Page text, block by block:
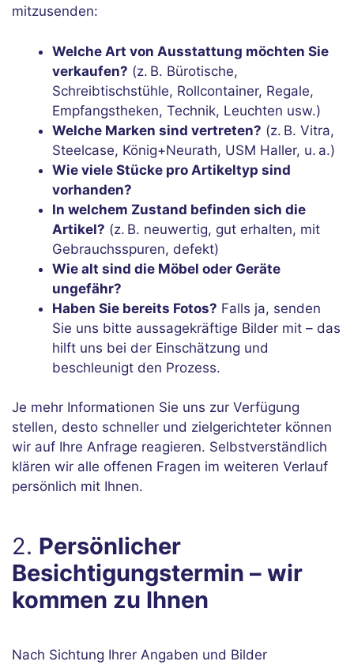
mitzusenden:
Welche Art von Ausstattung möchten Sie
verkaufen? (z. B. Bürotische,
Schreibtischstühle, Rollcontainer, Regale,
Empfangstheken, Technik, Leuchten usw.)
Welche Marken sind vertreten? (z. B. Vitra,
Steelcase, König+Neurath, USM Haller, u. a.)
Wie viele Stücke pro Artikeltyp sind
vorhanden?
In welchem Zustand befinden sich die
Artikel? (z. B. neuwertig, gut erhalten, mit
Gebrauchsspuren, defekt)
Wie alt sind die Möbel oder Geräte
ungefähr?
Haben Sie bereits Fotos? Falls ja, senden
Sie uns bitte aussagekräftige Bilder mit – das
hilft uns bei der Einschätzung und
beschleunigt den Prozess.
Je mehr Informationen Sie uns zur Verfügung
stellen, desto schneller und zielgerichteter können
wir auf Ihre Anfrage reagieren. Selbstverständlich
klären wir alle offenen Fragen im weiteren Verlauf
persönlich mit Ihnen.
2. Persönlicher
Besichtigungstermin – wir
kommen zu Ihnen
Nach Sichtung Ihrer Angaben und Bilder